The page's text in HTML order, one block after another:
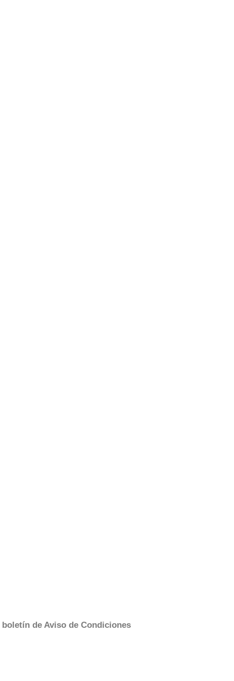
boletín de Aviso de Condiciones